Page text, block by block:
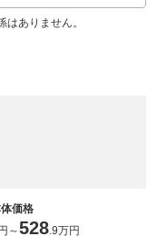
ありません。
価格
～528.9万円